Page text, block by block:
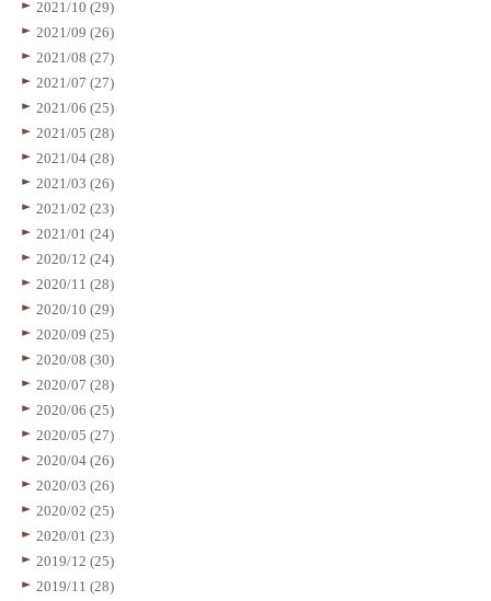
2021/10 (29)
2021/09 (26)
2021/08 (27)
2021/07 (27)
2021/06 (25)
2021/05 (28)
2021/04 (28)
2021/03 (26)
2021/02 (23)
2021/01 (24)
2020/12 (24)
2020/11 (28)
2020/10 (29)
2020/09 (25)
2020/08 (30)
2020/07 (28)
2020/06 (25)
2020/05 (27)
2020/04 (26)
2020/03 (26)
2020/02 (25)
2020/01 (23)
2019/12 (25)
2019/11 (28)